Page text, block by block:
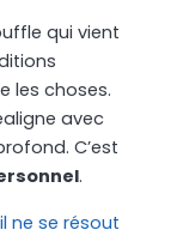
qui vient
les choses.
avec
C’est
.
ne se résout